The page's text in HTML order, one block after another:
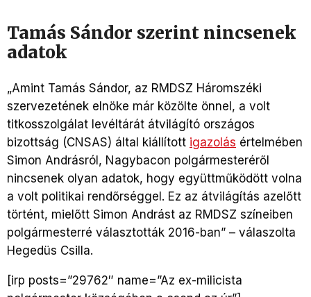
Tamás Sándor szerint nincsenek
adatok
„Amint Tamás Sándor, az RMDSZ Háromszéki
szervezetének elnöke már közölte önnel, a volt
titkosszolgálat levéltárát átvilágító országos
bizottság (CNSAS) által kiállított igazolás értelmében
Simon Andrásról, Nagybacon polgármesteréről
nincsenek olyan adatok, hogy együttműködött volna
a volt politikai rendőrséggel. Ez az átvilágítás azelőtt
történt, mielőtt Simon Andrást az RMDSZ színeiben
polgármesterré választották 2016-ban” – válaszolta
Hegedüs Csilla.
[irp posts=”29762″ name=”Az ex-milicista